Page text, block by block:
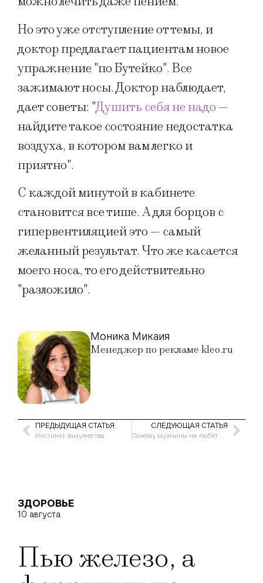
Но это уже отступление от темы, и
доктор предлагает пациентам новое
упражнение "по Бутейко". Все
зажимают носы. Доктор наблюдает,
дает советы: "Душить себя не надо —
найдите такое состояние недостатка
воздуха, в котором вам легко и
приятно".
С каждой минутой в кабинете
становится все тише. А для борцов с
гипервентиляцией это — самый
желанный результат. Что же касается
моего носа, то его действительно
"разложило".
Моника Микаия
Менеджер по рекламе kleo.ru
ПРЕДЫДУЩАЯ СТАТЬЯ
Инстинкт замужества
СЛЕДУЮЩАЯ СТАТЬЯ
Почему мужчины не любят играть в куклы?
ЗДОРОВЬЕ
10 августа
Пью железо, а